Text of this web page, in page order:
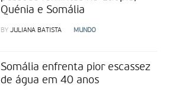
Quénia e Somália
BYJULIANA BATISTA MUNDO
Somália enfrenta pior escassez
de água em 40 anos